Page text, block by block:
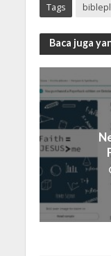
Tags
Baca juga